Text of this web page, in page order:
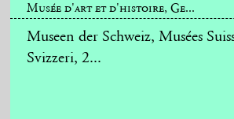
Musée d'art et d'histoire, Ge...
Museen der Schweiz, Musées
Svizzeri, 2...